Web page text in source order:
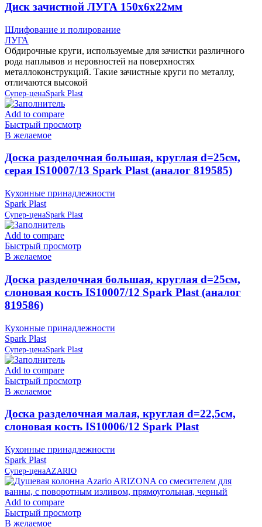
Диск зачистной ЛУГА 150х6х22мм
Шлифование и полирование
ЛУГА
Обдирочные круги, используемые для зачистки различного
рода наплывов и неровностей на поверхностях
металлоконструкций. Такие зачистные круги по металлу,
отличаются высокой
Супер-ценаSpark Plast
Add to compare
Быстрый просмотр
В желаемое
Доска разделочная большая, круглая d=25см,
серая IS10007/13 Spark Plast (аналог 819585)
Кухонные принадлежности
Spark Plast
Супер-ценаSpark Plast
Add to compare
Быстрый просмотр
В желаемое
Доска разделочная большая, круглая d=25см,
слоновая кость IS10007/12 Spark Plast (аналог
819586)
Кухонные принадлежности
Spark Plast
Супер-ценаSpark Plast
Add to compare
Быстрый просмотр
В желаемое
Доска разделочная малая, круглая d=22,5см,
слоновая кость IS10006/12 Spark Plast
Кухонные принадлежности
Spark Plast
Супер-ценаAZARIO
Add to compare
Быстрый просмотр
В желаемое